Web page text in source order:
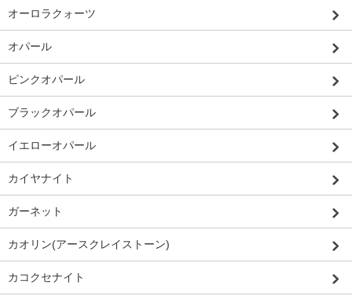
オーロラクォーツ
オパール
ピンクオパール
ブラックオパール
イエローオパール
カイヤナイト
ガーネット
カオリン(アースクレイストーン)
カコクセナイト